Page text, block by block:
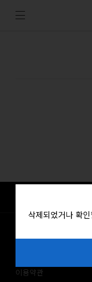
삭제되었거나 확
이용약관